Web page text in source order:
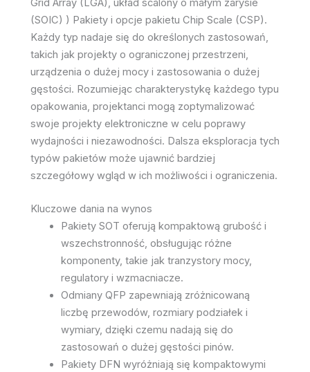
Grid Array (LGA), układ scalony o małym zarysie
(SOIC) ) Pakiety i opcje pakietu Chip Scale (CSP).
Każdy typ nadaje się do określonych zastosowań,
takich jak projekty o ograniczonej przestrzeni,
urządzenia o dużej mocy i zastosowania o dużej
gęstości. Rozumiejąc charakterystykę każdego typu
opakowania, projektanci mogą zoptymalizować
swoje projekty elektroniczne w celu poprawy
wydajności i niezawodności. Dalsza eksploracja tych
typów pakietów może ujawnić bardziej
szczegółowy wgląd w ich możliwości i ograniczenia.
Kluczowe dania na wynos
Pakiety SOT oferują kompaktową grubość i
wszechstronność, obsługując różne
komponenty, takie jak tranzystory mocy,
regulatory i wzmacniacze.
Odmiany QFP zapewniają zróżnicowaną
liczbę przewodów, rozmiary podziałek i
wymiary, dzięki czemu nadają się do
zastosowań o dużej gęstości pinów.
Pakiety DFN wyróżniają się kompaktowymi